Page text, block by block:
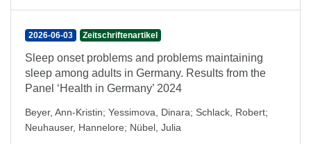
2026-06-03 Zeitschriftenartikel
Sleep onset problems and problems maintaining
sleep among adults in Germany. Results from the
Panel ‘Health in Germany’ 2024
Beyer, Ann-Kristin; Yessimova, Dinara; Schlack, Robert;
Neuhauser, Hannelore; Nübel, Julia